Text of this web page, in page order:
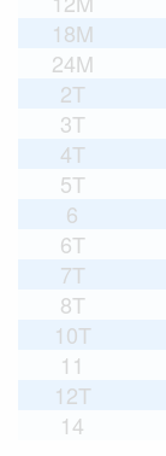
18M
24M
2T
3T
4T
5T
6
6T
7T
8T
10T
11
12T
14